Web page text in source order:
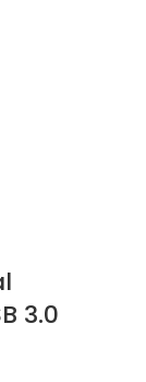
3.0